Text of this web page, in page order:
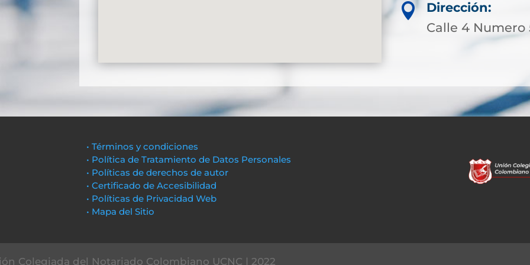

Dirección:
Calle 4 Numero
• Términos y condiciones
• Política de Tratamiento de Datos Personales
• Políticas de derechos de autor
• Certificado de Accesibilidad
• Políticas de Privacidad Web
• Mapa del Sitio
Colegiada del Notariado Colombiano UCNC | 2022